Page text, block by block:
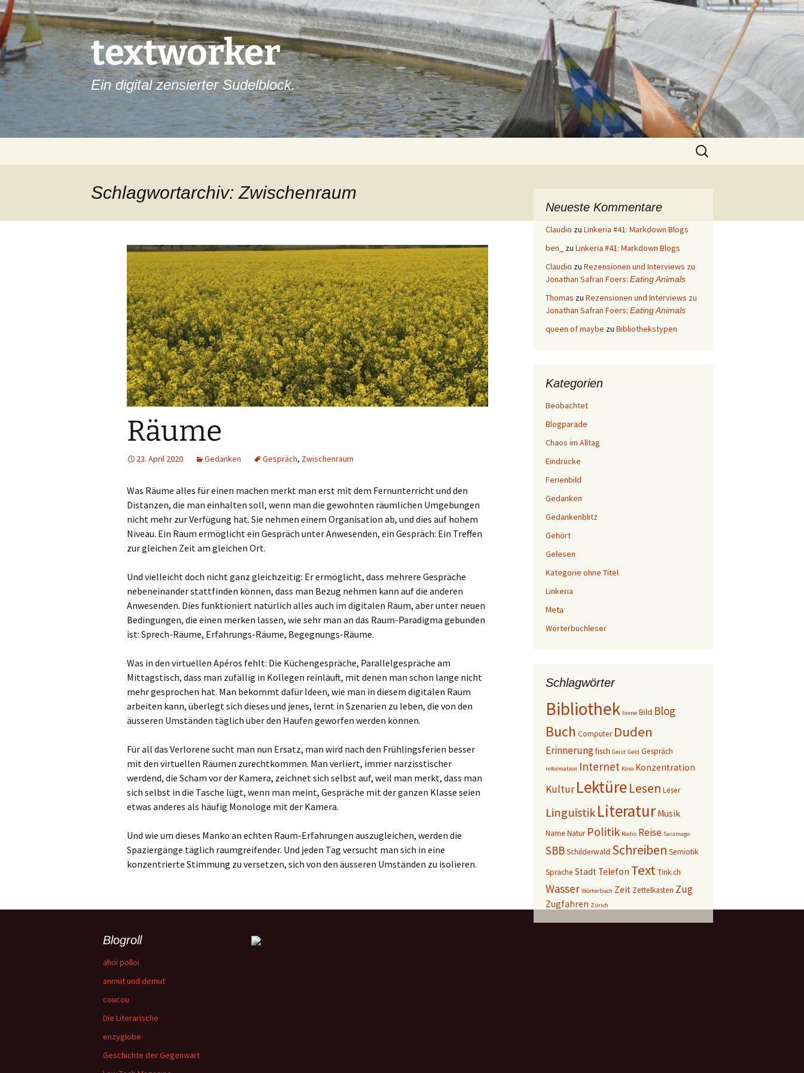
Zum
Inhalt
springen
textworker
Ein digital zensierter Sudelblock.
Suchen
nach:
Schlagwortarchiv: Zwischenraum
Räume
23. April 2020 Gedanken Gespräch, Zwischenraum
Was Räume alles für einen machen merkt man erst mit dem Fernunterricht und den
Distanzen, die man einhalten soll, wenn man die gewohnten räumlichen Umgebungen
nicht mehr zur Verfügung hat. Sie nehmen einem Organisation ab, und dies auf hohem
Niveau. Ein Raum ermöglicht ein Gespräch unter Anwesenden, ein Gespräch: Ein Treffen
zur gleichen Zeit am gleichen Ort.
Und vielleicht doch nicht ganz gleichzeitig: Er ermöglicht, dass mehrere Gespräche
nebeneinander stattfinden können, dass man Bezug nehmen kann auf die anderen
Anwesenden. Dies funktioniert natürlich alles auch im digitalen Raum, aber unter neuen
Bedingungen, die einen merken lassen, wie sehr man an das Raum-Paradigma gebunden
ist: Sprech-Räume, Erfahrungs-Räume, Begegnungs-Räume.
Was in den virtuellen Apéros fehlt: Die Küchengespräche, Parallelgespräche am
Mittagstisch, dass man zufällig in Kollegen reinläuft, mit denen man schon lange nicht
mehr gesprochen hat. Man bekommt dafür Ideen, wie man in diesem digitalen Raum
arbeiten kann, überlegt sich dieses und jenes, lernt in Szenarien zu leben, die von den
äusseren Umständen täglich über den Haufen geworfen werden können.
Für all das Verlorene sucht man nun Ersatz, man wird nach den Frühlingsferien besser
mit den virtuellen Räumen zurechtkommen. Man verliert, immer narzisstischer
werdend, die Scham vor der Kamera, zeichnet sich selbst auf, weil man merkt, dass man
sich selbst in die Tasche lügt, wenn man meint, Gespräche mit der ganzen Klasse seien
etwas anderes als häufig Monologe mit der Kamera.
Und wie um dieses Manko an echten Raum-Erfahrungen auszugleichen, werden die
Spaziergänge täglich raumgreifender. Und jeden Tag versucht man sich in eine
konzentrierte Stimmung zu versetzen, sich von den äusseren Umständen zu isolieren.
Neueste Kommentare
Claudio zu Linkeria #41: Markdown Blogs
ben_
zu Linkeria #41: Markdown Blogs
Claudio zu Rezensionen und Interviews zu
Jonathan Safran Foers: Eating Animals
Thomas zu Rezensionen und Interviews zu
Jonathan Safran Foers: Eating Animals
queen of maybe zu Bibliothekstypen
Kategorien
Beobachtet
Blogparade
Chaos im Alltag
Eindrücke
Ferienbild
Gedanken
Gedankenblitz
Gehört
Gelesen
Kategorie ohne Titel
Linkeria
Meta
Wörterbuchleser
Schlagwörter
Bibliothek biene Bild Blog
Buch Computer Duden
Erinnerungfisch Geist Geld Gespräch
information Internet Kino Konzentration
Kultur LektüreLesen Leser
LinguistikLiteratur Musik
Name Natur Politik Radio Reise Saramago
SBBSchilderwald Schreiben Semiotik
Sprache Stadt Telefon TextTink.ch
Wasser Wörterbuch Zeit Zettelkasten Zug
Zugfahren Zürich
Blogroll
ahoi polloi
anmut und demut
coucou
Die Literarische
enzyglobe
Geschichte der Gegenwart